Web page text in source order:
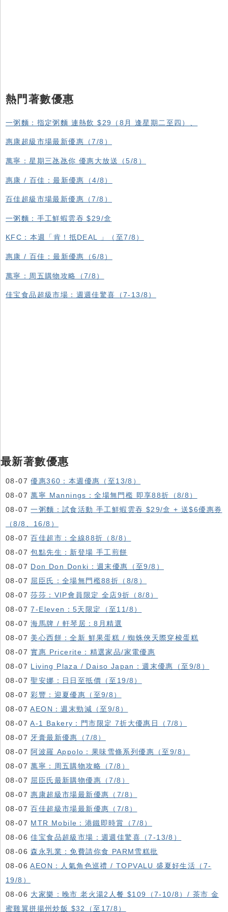
熱門著數優惠
一粥麵：指定粥麵 連熱飲 $29（8月 逢星期二至四）、
惠康超級市場最新優惠（7/8）
萬寧：星期三氹氹你 優惠大放送（5/8）
惠康 / 百佳：最新優惠（4/8）
百佳超級市場最新優惠（7/8）
一粥麵：手工鮮蝦雲吞 $29/盒
KFC ：本週「肯！抵DEAL 」（至7/8）
惠康 / 百佳：最新優惠（6/8）
萬寧：周五購物攻略（7/8）
佳宝食品超級市場：週週佳驚喜（7-13/8）
最新著數優惠
08-07優惠360：本週優惠（至13/8）
08-07萬寧 Mannings：全場無門檻 即享88折（8/8）
08-07一粥麵：試食活動 手工鮮蝦雲吞 $29/盒 + 送$6優惠券
（8/8、16/8）
08-07百佳超市：全線88折（8/8）
08-07包點先生：新登場 手工煎餅
08-07 Don Don Donki：週末優惠（至9/8）
08-07 屈臣氏：全場無門檻88折（8/8）
08-07莎莎：VIP會員限定 全店9折（8/8）
08-077-Eleven：5天限定（至11/8）
08-07海馬牌 / 軒琴居：8月精選
08-07 美心西餅：全新 鮮果蛋糕 / 蜘蛛俠天際穿梭蛋糕
08-07實惠 Pricerite：精選家品/家電優惠
08-07 Living Plaza / Daiso Japan：週末優惠（至9/8）
08-07聖安娜：日日至抵價（至19/8）
08-07彩豐：迎夏優惠（至9/8）
08-07AEON：週末勁減（至9/8）
08-07A-1 Bakery：門市限定 7折大優惠日（7/8）
08-07 牙膏最新優惠（7/8）
08-07 阿波羅 Appolo：果味雪條系列優惠（至9/8）
08-07萬寧：周五購物攻略（7/8）
08-07 屈臣氏最新購物優惠（7/8）
08-07惠康超級市場最新優惠（7/8）
08-07百佳超級市場最新優惠（7/8）
08-07 MTR Mobile：港鐵即時賞（7/8）
08-06佳宝食品超級市場：週週佳驚喜（7-13/8）
08-06森永乳業：免費請你食 PARM雪糕批
08-06AEON：人氣角色巡禮 / TOPVALU 盛夏好生活（7-
19/8）
08-06 大家樂：晚市 老火湯2人餐 $109（7-10/8）/ 茶市 金
蜜雞翼拼揚州炒飯 $32（至17/8）